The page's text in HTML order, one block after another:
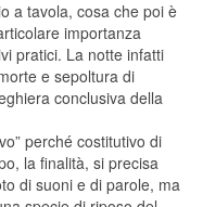
a tavola, cosa che poi è
importanza
pratici. La notte infatti
e sepoltura di
conclusiva della
perché costitutivo di
la finalità, si precisa
di suoni e di parole, ma